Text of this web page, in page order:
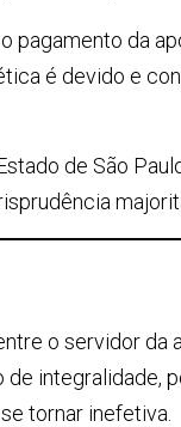
pagamento da
é devido e
de São
o servidor da
integralidade,
tornar inefetiva.